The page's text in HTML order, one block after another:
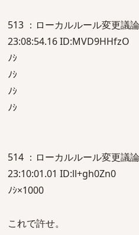
513 ：ローカルルール変更議
23:08:54.16 ID:MVD9HHfzO
ﾉｼ
ﾉｼ
ﾉｼ
ﾉｼ
514 ：ローカルルール変更議
23:10:01.01 ID:ll+gh0Zn0
ﾉｼ×1000
これで許せ。